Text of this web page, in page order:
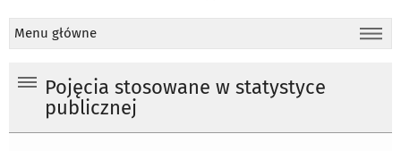
Menu główne
Pojęcia stosowane w statystyce
publicznej